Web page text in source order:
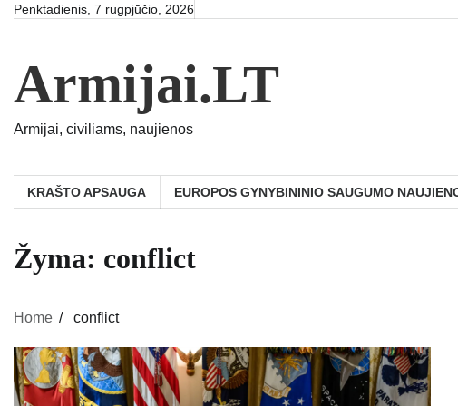
SkipPenktadienis, 7 rugpjūčio, 2026
Armijai.LT
Armijai, civiliams, naujienos
KRAŠTO APSAUGA EUROPOS GYNYBININIO SAUGUMO
Žyma: conflict
Home conflict